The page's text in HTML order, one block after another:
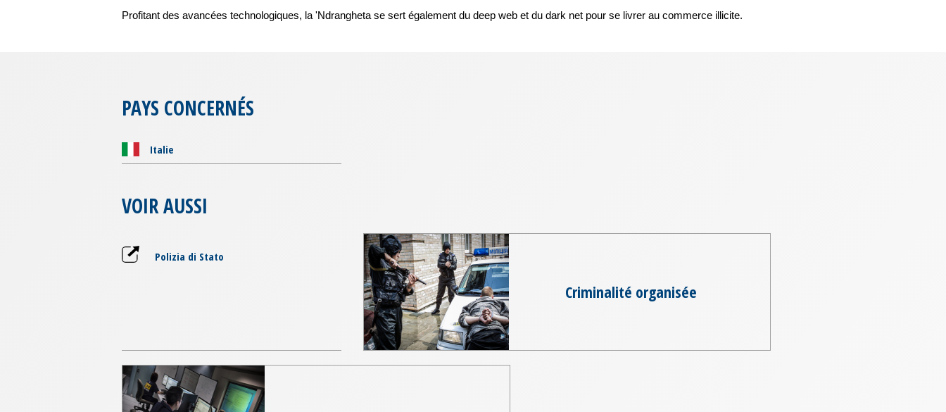
Profitant des avancées technologiques, la 'Ndrangheta se sert également du deep web et du dark net pour se livrer au commerce illicite.
PAYS CONCERNÉS
Italie
VOIR AUSSI
Polizia di Stato
Criminalité organisée